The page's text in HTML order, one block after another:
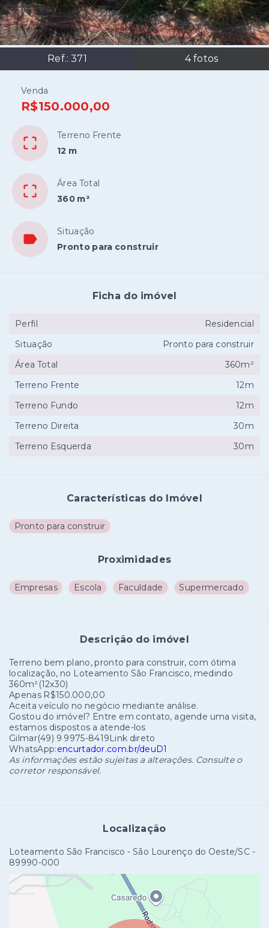
Ref.:371 4fotos
Venda
R$150.000,00
Terreno Frente
12 m
Área Total
360 m²
Situação
Pronto para construir
Características do Imóvel
Pronto para construir
Proximidades
Empresas Escola Faculdade Supermercado
Descrição do imóvel
Terreno bem plano, pronto para construir, com ótima
localização, no Loteamento São Francisco, medindo
360m²(12x30)
Apenas R$150.000,00
Aceita veículo no negócio mediante análise.
Gostou do imóvel? Entre em contato, agende uma visita,
estamos dispostos a atende-los
Gilmar(49) 9 9975-8419Link direto
WhatsApp:encurtador.com.br/deuD1
As informações estão sujeitas a alterações. Consulte o
corretor responsável.
Localização
Loteamento São Francisco - São Lourenço do Oeste/SC -
89990-000
Ficha do imóvel
Perfil
Residencial
Situação
Pronto para construir
Área Total
360m²
Terreno Frente
12m
Terreno Fundo
12m
Terreno Direita
30m
Terreno Esquerda
30m